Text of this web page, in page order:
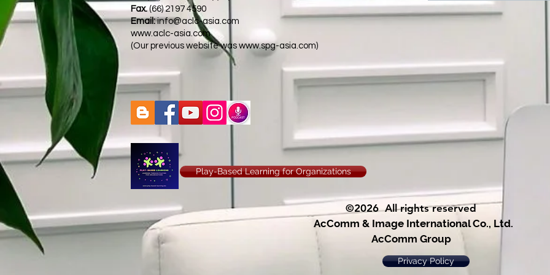
Fax.(66) 2197 4590
Email: info@aclc-asia.com
www.aclc-asia.com
(Our previous website was www.spg-asia.com)
Play-Based Learning for Organizations
©2026 All rights reserved
AcComm & Image International Co., Ltd.
AcComm Group
Privacy Policy